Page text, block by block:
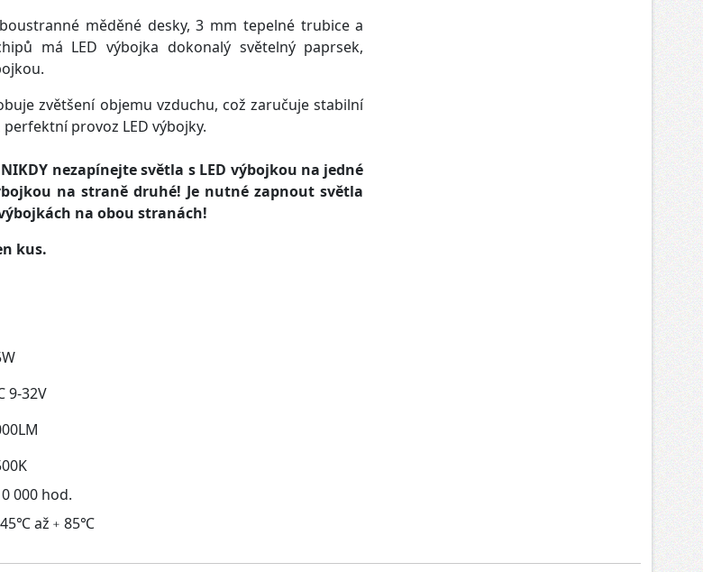
měděné desky, 3 mm tepelné trubice a
má LED výbojka dokonalý světelný paprsek,
zvětšení objemu vzduchu, což zaručuje stabilní
provoz LED výbojky.
nezapínejte světla s LED výbojkou na jedné
na straně druhé! Je nutné zapnout světla
na obou stranách!
kus.
9-32V
000 hod.
až﹢85℃